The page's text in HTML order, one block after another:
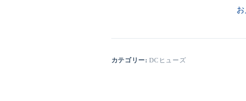
カテゴリー:DCヒューズ